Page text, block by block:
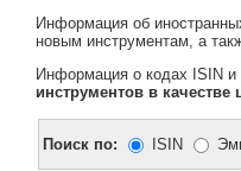
Информация об
новым инструментам, а
Информация о кодах ISIN и
инструментов в качестве
Поиск по: ISIN